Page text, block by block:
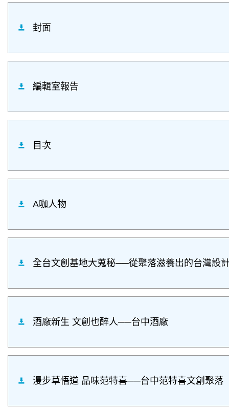
封面
編輯室報告
目次
A咖人物
全台文創基地大蒐秘──從聚落滋養出的台灣設
酒廠新生 文創也醉人──台中酒廠
漫步草悟道 品味范特喜──台中范特喜文創聚落